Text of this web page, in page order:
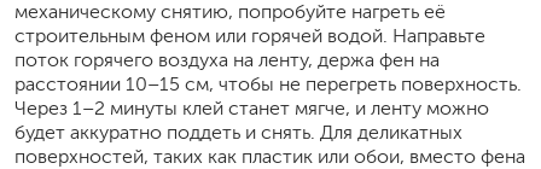
механическому снятию, попробуйте нагреть её
строительным феном или горячей водой. Направьте
поток горячего воздуха на ленту, держа фен на
расстоянии 10–15 см, чтобы не перегреть поверхность.
Через 1–2 минуты клей станет мягче, и ленту можно
будет аккуратно поддеть и снять. Для деликатных
поверхностей, таких как пластик или обои, вместо фена